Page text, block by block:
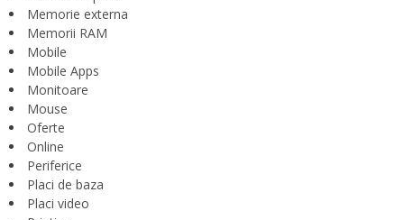
Memorie externa
Memorii RAM
Mobile
Mobile Apps
Monitoare
Mouse
Oferte
Online
Periferice
Placi de baza
Placi video